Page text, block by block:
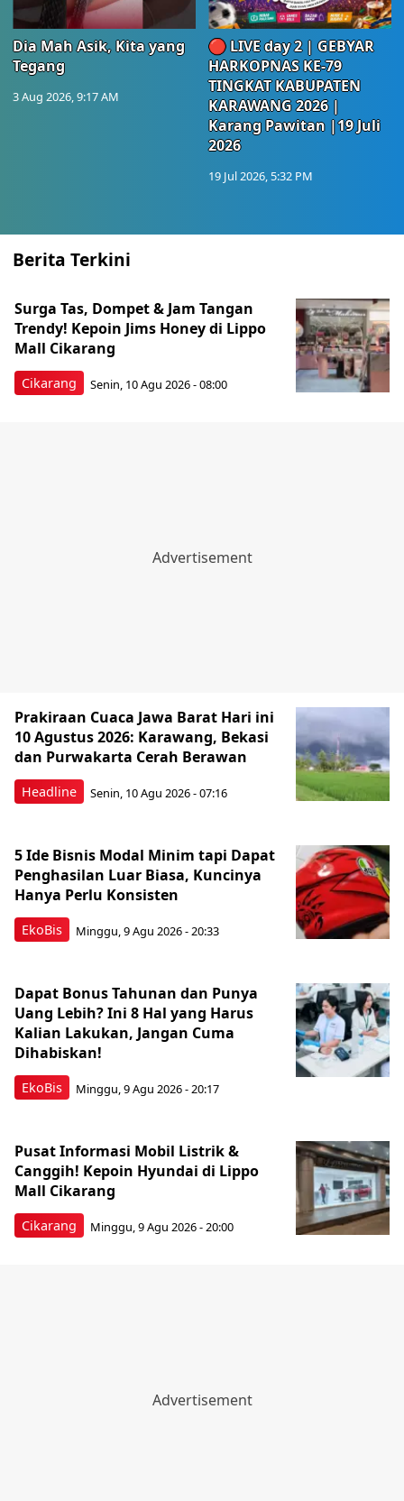
Dia Mah Asik, Kita yang
Tegang
3 Aug 2026, 9:17 AM
🔴 LIVE day 2 | GEBYAR
HARKOPNAS KE-79
TINGKAT KABUPATEN
KARAWANG 2026 |
Karang Pawitan |19 Juli
2026
19 Jul 2026, 5:32 PM
Berita Terkini
Cikarang
Surga Tas, Dompet & Jam Tangan
Trendy! Kepoin Jims Honey di Lippo
Mall Cikarang
Senin, 10 Agu 2026 - 08:00
Headline
Prakiraan Cuaca Jawa Barat Hari ini
10 Agustus 2026: Karawang, Bekasi
dan Purwakarta Cerah Berawan
Senin, 10 Agu 2026 - 07:16
EkoBis
5 Ide Bisnis Modal Minim tapi Dapat
Penghasilan Luar Biasa, Kuncinya
Hanya Perlu Konsisten
Minggu, 9 Agu 2026 - 20:33
EkoBis
Dapat Bonus Tahunan dan Punya
Uang Lebih? Ini 8 Hal yang Harus
Kalian Lakukan, Jangan Cuma
Dihabiskan!
Minggu, 9 Agu 2026 - 20:17
Cikarang
Pusat Informasi Mobil Listrik &
Canggih! Kepoin Hyundai di Lippo
Mall Cikarang
Minggu, 9 Agu 2026 - 20:00